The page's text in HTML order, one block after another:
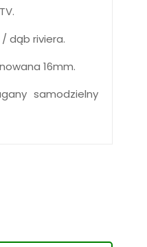
dąb riviera.
16mm.
samodzielny